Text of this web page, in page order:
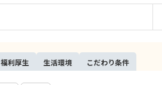
福利厚生 生活環境 こだわり条件